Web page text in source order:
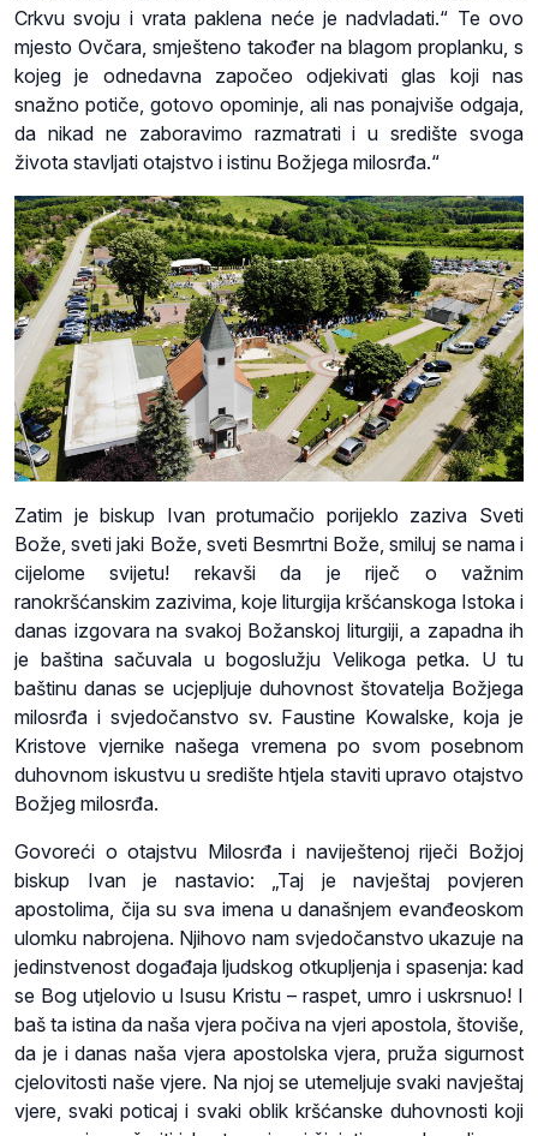
Crkvu svoju i vrata paklena neće je nadvladati.“ Te ovo
mjesto Ovčara, smješteno također na blagom proplanku, s
kojeg je odnedavna započeo odjekivati glas koji nas
snažno potiče, gotovo opominje, ali nas ponajviše odgaja,
da nikad ne zaboravimo razmatrati i u središte svoga
života stavljati otajstvo i istinu Božjega milosrđa.“
Zatim je biskup Ivan protumačio porijeklo zaziva Sveti
Bože, sveti jaki Bože, sveti Besmrtni Bože, smiluj se nama i
cijelome svijetu! rekavši da je riječ o važnim
ranokršćanskim zazivima, koje liturgija kršćanskoga Istoka i
danas izgovara na svakoj Božanskoj liturgiji, a zapadna ih
je baština sačuvala u bogoslužju Velikoga petka. U tu
baštinu danas se ucjepljuje duhovnost štovatelja Božjega
milosrđa i svjedočanstvo sv. Faustine Kowalske, koja je
Kristove vjernike našega vremena po svom posebnom
duhovnom iskustvu u središte htjela staviti upravo otajstvo
Božjeg milosrđa.
Govoreći o otajstvu Milosrđa i naviještenoj riječi Božjoj
biskup Ivan je nastavio: „Taj je navještaj povjeren
apostolima, čija su sva imena u današnjem evanđeoskom
ulomku nabrojena. Njihovo nam svjedočanstvo ukazuje na
jedinstvenost događaja ljudskog otkupljenja i spasenja: kad
se Bog utjelovio u Isusu Kristu – raspet, umro i uskrsnuo! I
baš ta istina da naša vjera počiva na vjeri apostola, štoviše,
da je i danas naša vjera apostolska vjera, pruža sigurnost
cjelovitosti naše vjere. Na njoj se utemeljuje svaki navještaj
vjere, svaki poticaj i svaki oblik kršćanske duhovnosti koji